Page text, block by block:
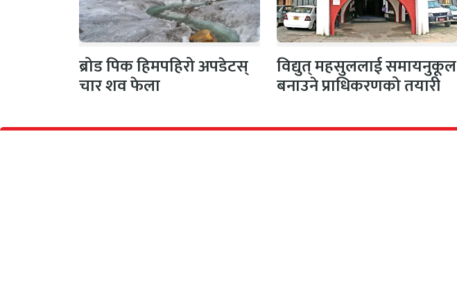
ब्रोड पिक हिमपहिरो अपडेटस्
चार शव फेला
विद्युत् महसुललाई समायनुकूल
बनाउने प्राधिकरणको तयारी